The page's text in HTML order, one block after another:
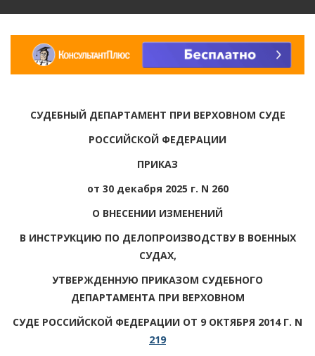
СУДЕБНЫЙ ДЕПАРТАМЕНТ ПРИ ВЕРХОВНОМ СУДЕ
РОССИЙСКОЙ ФЕДЕРАЦИИ
ПРИКАЗ
от 30 декабря 2025 г. N 260
О ВНЕСЕНИИ ИЗМЕНЕНИЙ
В ИНСТРУКЦИЮ ПО ДЕЛОПРОИЗВОДСТВУ В ВОЕННЫХ
СУДАХ,
УТВЕРЖДЕННУЮ ПРИКАЗОМ СУДЕБНОГО
ДЕПАРТАМЕНТА ПРИ ВЕРХОВНОМ
СУДЕ РОССИЙСКОЙ ФЕДЕРАЦИИ ОТ 9 ОКТЯБРЯ 2014 Г. N
219